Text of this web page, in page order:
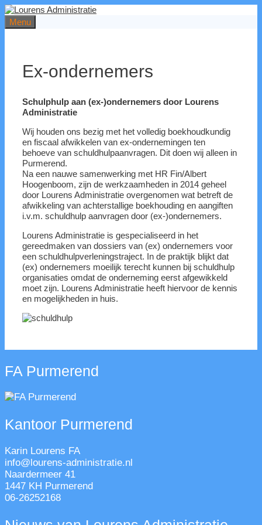
Ga
naar
de
Menu
Ex-ondernemers
Schulphulp aan (ex-)ondernemers door Lourens
Administratie
Wij houden ons bezig met het volledig boekhoudkundig
en fiscaal afwikkelen van ex-ondernemingen ten
behoeve van schuldhulpaanvragen. Dit doen wij alleen in
Purmerend.
Na een nauwe samenwerking met HR Fin/Albert
Hoogenboom, zijn de werkzaamheden in 2014 geheel
door Lourens Administratie overgenomen wat betreft de
afwikkeling van achterstallige boekhouding en aangiften
i.v.m. schuldhulp aanvragen door (ex-)ondernemers.
Lourens Administratie is gespecialiseerd in het
gereedmaken van dossiers van (ex) ondernemers voor
een schuldhulpverleningstraject. In de praktijk blijkt dat
(ex) ondernemers moeilijk terecht kunnen bij schuldhulp
organisaties omdat de onderneming eerst afgewikkeld
moet zijn. Lourens Administratie heeft hiervoor de kennis
en mogelijkheden in huis.
FA Purmerend
Kantoor Purmerend
Karin Lourens FA
info@lourens-administratie.nl
Naardermeer 41
1447 KH Purmerend
06-26252168